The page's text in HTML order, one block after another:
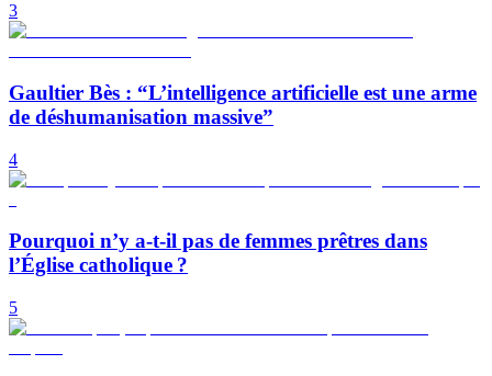
3
Gaultier Bès : “L’intelligence artificielle est une arme
de déshumanisation massive”
4
Pourquoi n’y a-t-il pas de femmes prêtres dans
l’Église catholique ?
5